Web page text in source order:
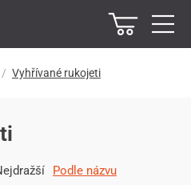
Vyhřívané rukojeti
Podle názvu